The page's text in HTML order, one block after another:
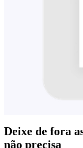
Deixe de fora
não precisa